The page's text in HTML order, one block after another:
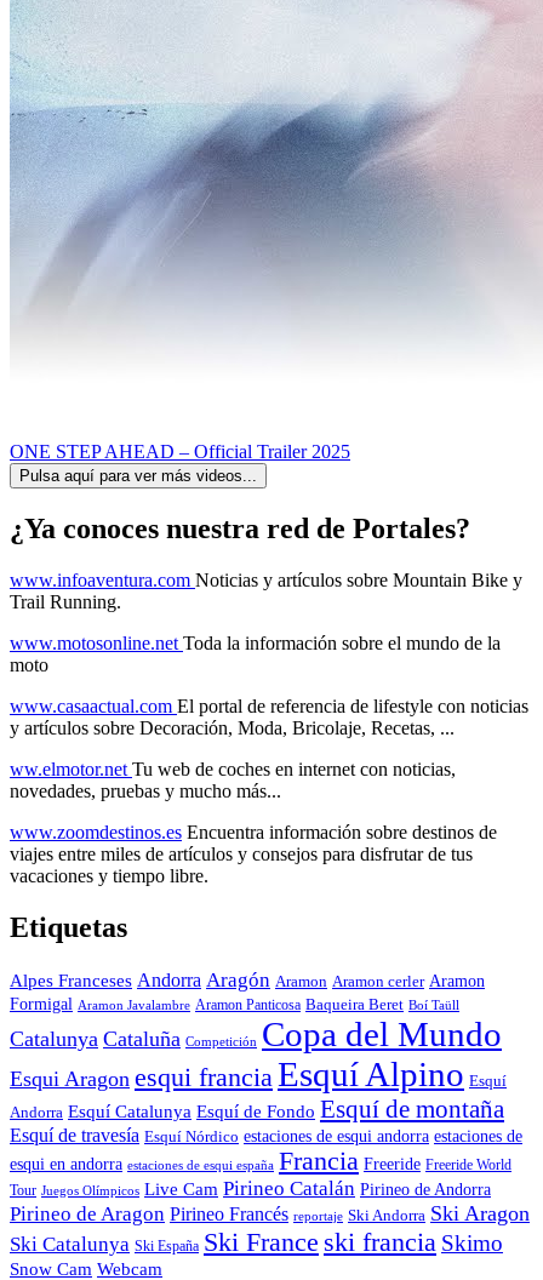
ONE STEP AHEAD – Official Trailer 2025
Pulsa aquí para ver más videos...
¿Ya conoces nuestra red de Portales?
www.infoaventura.com Noticias y artículos sobre Mountain Bike y
Trail Running.
www.motosonline.net Toda la información sobre el mundo de la
moto
www.casaactual.com El portal de referencia de lifestyle con noticias
y artículos sobre Decoración, Moda, Bricolaje, Recetas, ...
ww.elmotor.net Tu web de coches en internet con noticias,
novedades, pruebas y mucho más...
www.zoomdestinos.es Encuentra información sobre destinos de
viajes entre miles de artículos y consejos para disfrutar de tus
vacaciones y tiempo libre.
Etiquetas
Alpes Franceses Andorra Aragón Aramon Aramon cerler Aramon
Formigal Aramon Javalambre Aramon Panticosa Baqueira Beret Boí Taüll
Catalunya Cataluña Competición Copa del Mundo
Esqui Aragon esqui francia Esquí Alpino Esquí
Andorra Esquí Catalunya Esquí de Fondo Esquí de montaña
Esquí de travesía Esquí Nórdico estaciones de esqui andorra estaciones de
esqui en andorra estaciones de esqui españa Francia Freeride Freeride World
Tour Juegos Olímpicos Live Cam Pirineo Catalán Pirineo de Andorra
Pirineo de Aragon Pirineo Francés reportaje Ski Andorra Ski Aragon
Ski Catalunya Ski España Ski France ski francia Skimo
Snow Cam Webcam